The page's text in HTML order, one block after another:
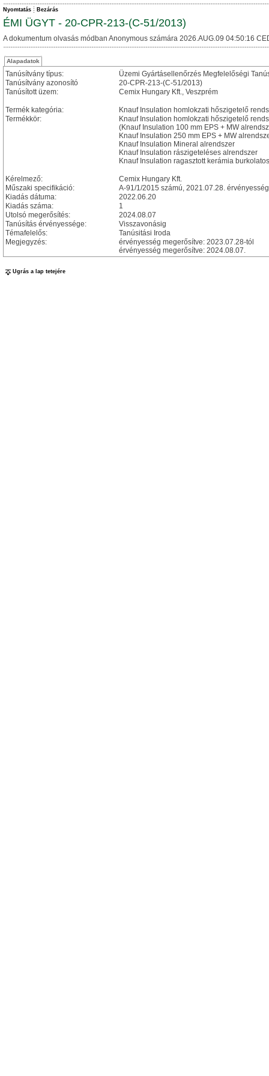
Nyomtatás Bezárás
ÉMI ÜGYT - 20-CPR-213-(C-51/2013)
A dokumentum olvasás módban Anonymous számára 2026.AUG.09 04:50:16
Alapadatok
Tanúsítvány típus:
Üzemi Gyártásellenőrzés Megfelelőségi
Tanúsítvány azonosító
20-CPR-213-(C-51/2013)
Tanúsított üzem:
Cemix Hungary Kft., Veszprém
Termék kategória:
Knauf Insulation homlokzati hőszigetelő
Termékkör:
Knauf Insulation homlokzati hőszigetelő
(Knauf Insulation 100 mm EPS + MW
Knauf Insulation 250 mm EPS + MW
Knauf Insulation Mineral alrendszer
Knauf Insulation rászigeteléses alrendszer
Knauf Insulation ragasztott kerámia
Kérelmező:
Cemix Hungary Kft.
Műszaki specifikáció:
A-91/1/2015 számú, 2021.07.28.
Kiadás dátuma:
2022.06.20
Kiadás száma:
1
Utolsó megerősítés:
2024.08.07
Tanúsítás érvényessége:
Visszavonásig
Témafelelős:
Tanúsitási Iroda
Megjegyzés:
érvényesség megerősítve: 2023.07.28-tól
érvényesség megerősítve: 2024.08.07.
Ugrás a lap tetejére